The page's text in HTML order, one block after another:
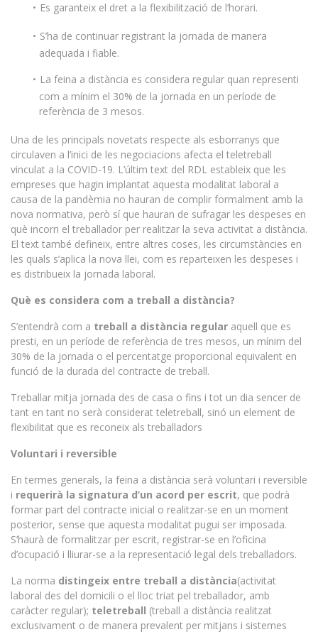
Es garanteix el dret a la flexibilització de l’horari.
S’ha de continuar registrant la jornada de manera
adequada i fiable.
La feina a distància es considera regular quan representi
com a mínim el 30% de la jornada en un període de
referència de 3 mesos.
Una de les principals novetats respecte als esborranys que
circulaven a l’inici de les negociacions afecta el teletreball
vinculat a la COVID-19. L’últim text del RDL estableix que les
empreses que hagin implantat aquesta modalitat laboral a
causa de la pandèmia no hauran de complir formalment amb la
nova normativa, però sí que hauran de sufragar les despeses en
què incorri el treballador per realitzar la seva activitat a distància.
El text també defineix, entre altres coses, les circumstàncies en
les quals s’aplica la nova llei, com es reparteixen les despeses i
es distribueix la jornada laboral.
Què es considera com a treball a distància?
S’entendrà com a treball a distància regular aquell que es
presti, en un període de referència de tres mesos, un mínim del
30% de la jornada o el percentatge proporcional equivalent en
funció de la durada del contracte de treball.
Treballar mitja jornada des de casa o fins i tot un dia sencer de
tant en tant no serà considerat teletreball, sinó un element de
flexibilitat que es reconeix als treballadors
Voluntari i reversible
En termes generals, la feina a distància serà voluntari i reversible
i requerirà la signatura d’un acord per escrit, que podrà
formar part del contracte inicial o realitzar-se en un moment
posterior, sense que aquesta modalitat pugui ser imposada.
S’haurà de formalitzar per escrit, registrar-se en l’oficina
d’ocupació i lliurar-se a la representació legal dels treballadors.
La norma distingeix entre treball a distància(activitat
laboral des del domicili o el lloc triat pel treballador, amb
caràcter regular); teletreball (treball a distància realitzat
exclusivament o de manera prevalent per mitjans i sistemes